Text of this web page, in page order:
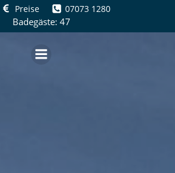
Zum
Inhalt
springen
Preise 07073 1280
Badegäste: 47